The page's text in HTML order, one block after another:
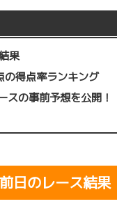
果
の得点率ランキング
スの事前予想を公開！
日のレース結果